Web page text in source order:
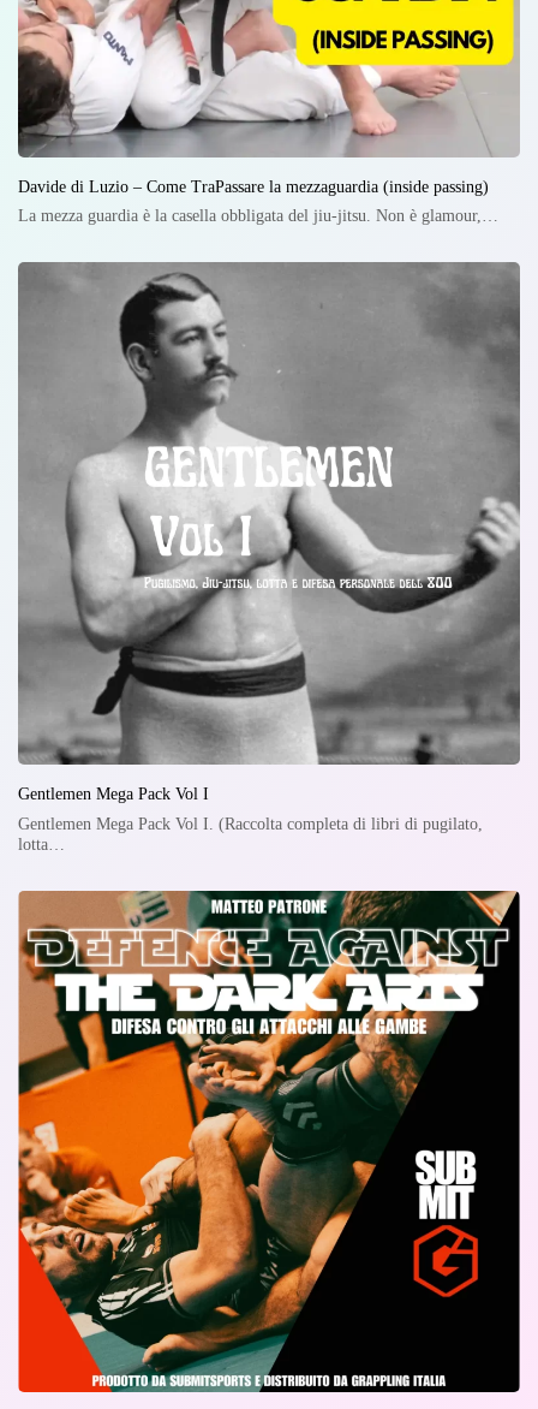
Davide di Luzio – Come TraPassare la mezzaguardia (inside passing)
La mezza guardia è la casella obbligata del jiu-jitsu. Non è glamour,…
Gentlemen Mega Pack Vol I
Gentlemen Mega Pack Vol I. (Raccolta completa di libri di pugilato,
lotta…